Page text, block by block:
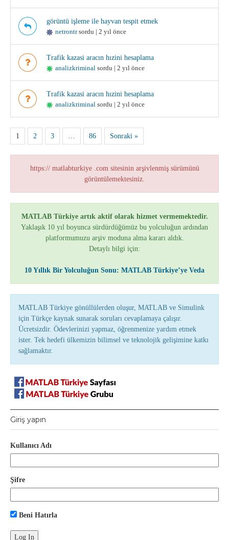
görüntü işleme ile hayvan tespit etmek
netrontrsordu | 2 yıl önce
Trafik kazasi aracın hızini hesaplama
analizkriminal sordu | 2 yıl önce
Trafik kazasi aracın hızini hesaplama
analizkriminal sordu | 2 yıl önce
1 2 3 … 86 Sonraki »
https:// matlabturkiye .com sitesinin arşivlenmiş sürümünü
görüntülemektesiniz.
MATLAB Türkiye artık aktif olarak hizmet vermemektedir.
Yaklaşık 10 yıl boyunca sürdürdüğümüz bu yolculuğun ardından
platformumuzu arşiv moduna alma kararı aldık.
Detaylı bilgi için:
10 Yıllık Bir Yolculuğun Sonu: MATLAB Türkiye’ye Veda
MATLAB Türkiye gönüllülerden oluşur, MATLAB ve Simulink
için Türkçe kaynak sunarak soruları cevaplamaya çalışır.
Ücretsizdir. Ödevlerinizi yapmaz, öğrenmenize yardım etmek
ister. Tek hedefi ülkemizin bilimsel ve teknolojik gelişimine katkı
sağlamaktır.
Giriş yapın
Kullanıcı Adı
Şifre
Beni Hatırla